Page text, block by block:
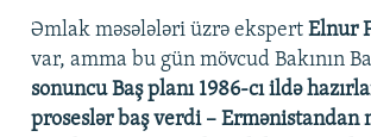
Əmlak məsələləri üzrə ekspertElnur
var, amma bu gün mövcud Bakının
sonuncu Baş planı 1986-cı ildə
proseslər baş verdi –